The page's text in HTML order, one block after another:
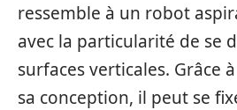
ressemble à un robot
avec la particularité de se
surfaces verticales. Grâce
sa conception, il peut se